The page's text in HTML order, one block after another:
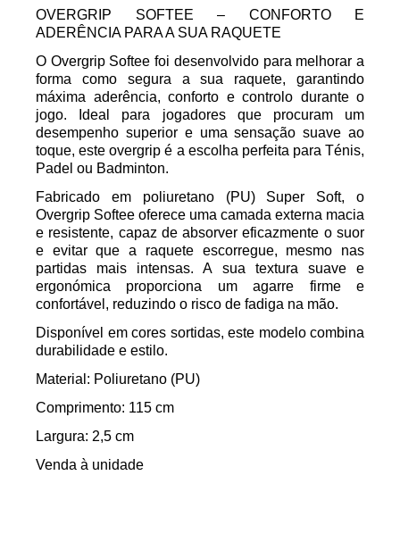
OVERGRIP SOFTEE – CONFORTO E
ADERÊNCIA PARA A SUA RAQUETE
O Overgrip Softee foi desenvolvido para melhorar a
forma como segura a sua raquete, garantindo
máxima aderência, conforto e controlo durante o
jogo. Ideal para jogadores que procuram um
desempenho superior e uma sensação suave ao
toque, este overgrip é a escolha perfeita para Ténis,
Padel ou Badminton.
Fabricado em poliuretano (PU) Super Soft, o
Overgrip Softee oferece uma camada externa macia
e resistente, capaz de absorver eficazmente o suor
e evitar que a raquete escorregue, mesmo nas
partidas mais intensas. A sua textura suave e
ergonómica proporciona um agarre firme e
confortável, reduzindo o risco de fadiga na mão.
Disponível em cores sortidas, este modelo combina
durabilidade e estilo.
Material: Poliuretano (PU)
Comprimento: 115 cm
Largura: 2,5 cm
Venda à unidade